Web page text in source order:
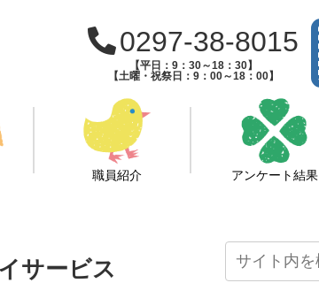
0297-38-8015
【平日：9：30～18：30】
【土曜・祝祭日：9：00～18：00】
職員紹介 アンケート結果
サービス